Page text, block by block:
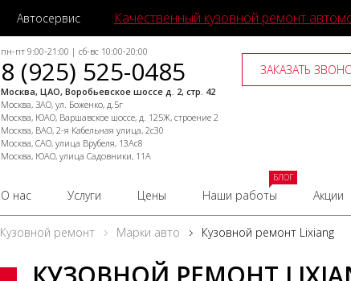
Автосервис Качественный кузовной ремонт
пн-пт 9:00-21:00 | сб-вс 10:00-20:00
8 (925) 525-0485
Москва, ЦАО, Воробьевское шоссе д. 2, стр. 42
Москва, ЗАО, ул. Боженко, д.5г
Москва, ЮАО, Варшавское шоссе, д. 125Ж, строение 2
Москва, ВАО, 2-я Кабельная улица, 2с30
Москва, САО, улица Врубеля, 13Ас8
Москва, ЮАО, улица Садовники, 11А
ЗАКАЗАТЬ
О нас Услуги Цены Наши работы
БЛОГ
Акции
Кузовной ремонт Марки авто Кузовной ремонт Lixiang